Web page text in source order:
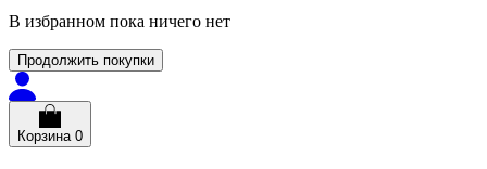
В избранном пока ничего нет
Продолжить покупки
Корзина 0